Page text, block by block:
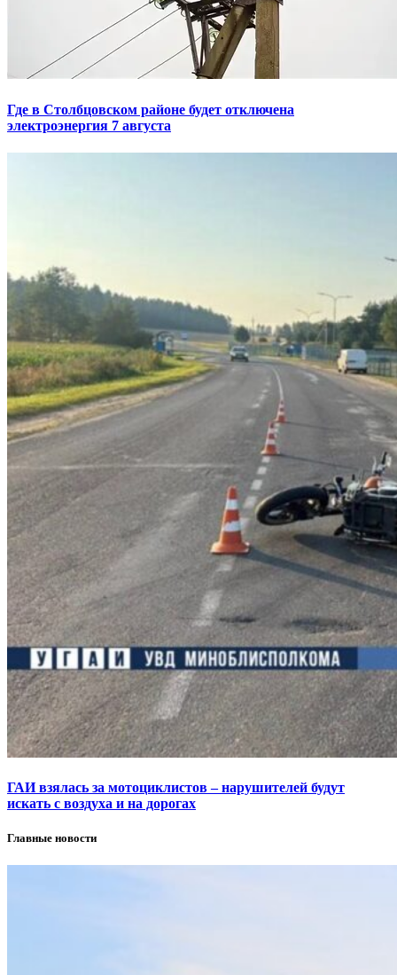
Где в Столбцовском районе будет отключена
электроэнергия 7 августа
ГАИ взялась за мотоциклистов – нарушителей будут
искать с воздуха и на дорогах
Главные новости